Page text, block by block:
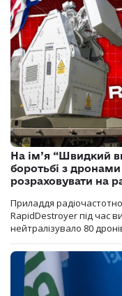
На ім’я “Швидкий
боротьбі з
розраховувати на
Приладдя
RapidDestroyer під час
нейтралізувало 80